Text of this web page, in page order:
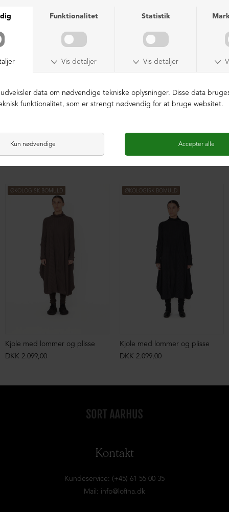
ØKOLOGISK BOMULD
Kjole med lommer og plisse
DKK 2.099,00
ØKOLOGISK BOMULD
Kjole med lommer og plisse
DKK 2.099,00
Kontakt
Kundeservice: (+45) 61 55 00 35
Mail: info@lofina.dk